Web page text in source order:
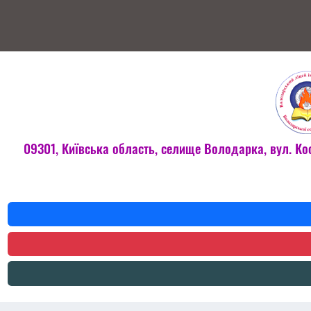
09301, Київська область, селище Володарка, вул.